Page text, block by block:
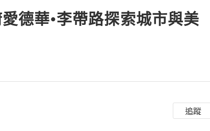
德華•李帶路探索城市與美
追蹤